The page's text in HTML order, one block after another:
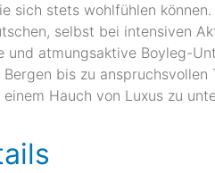
sich stets wohlfühlen
selbst bei intensiven
und atmungsaktive Boyleg-
bis zu
Hauch von Luxus zu